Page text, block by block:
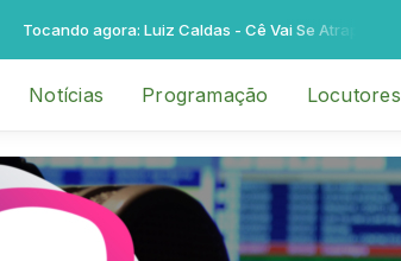
Tocando agora: Luiz Caldas - Cê Vai Se Atrapalhar
Notícias Programação Locutores